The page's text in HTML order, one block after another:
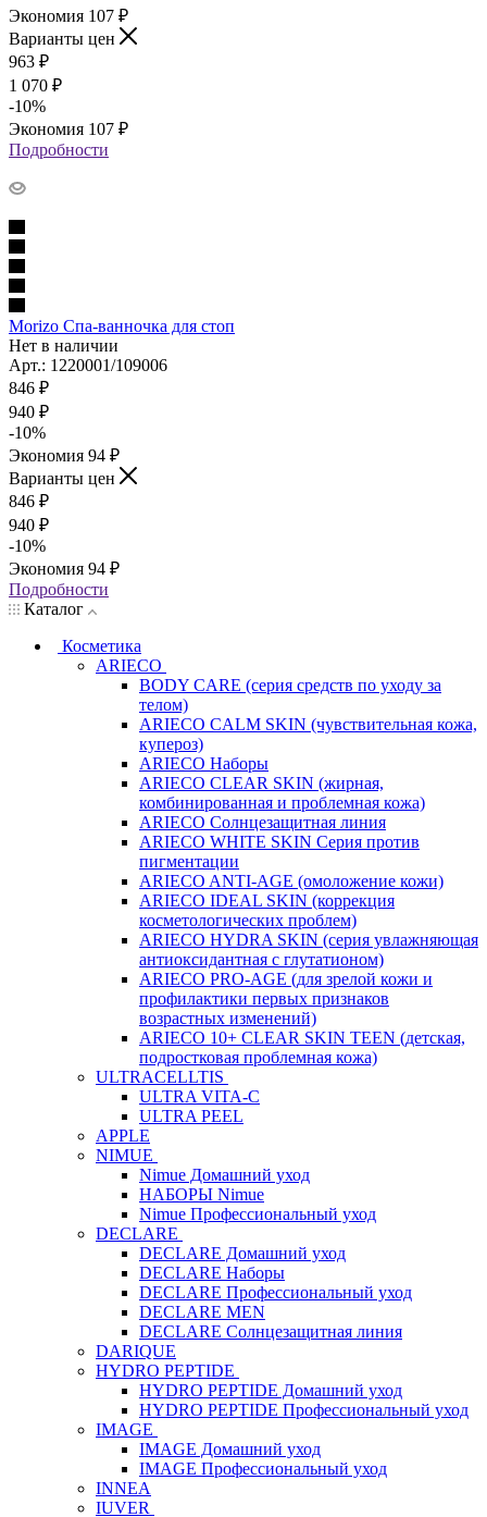
Экономия 107 ₽
Варианты цен
963 ₽
1 070 ₽
-10%
Экономия 107 ₽
Подробности
Morizo Спа-ванночка для стоп
Нет в наличии
Арт.: 1220001/109006
846 ₽
940 ₽
-10%
Экономия 94 ₽
Варианты цен
846 ₽
940 ₽
-10%
Экономия 94 ₽
Подробности
Каталог
Косметика
ARIECO
BODY CARE (серия средств по уходу за
телом)
ARIECO CALM SKIN (чувствительная кожа,
купероз)
ARIECO Наборы
ARIECO CLEAR SKIN (жирная,
комбинированная и проблемная кожа)
ARIECO Солнцезащитная линия
ARIECO WHITE SKIN Серия против
пигментации
ARIECO ANTI-AGE (омоложение кожи)
ARIECO IDEAL SKIN (коррекция
косметологических проблем)
ARIECO HYDRA SKIN (серия увлажняющая
антиоксидантная с глутатионом)
ARIECO PRO-AGE (для зрелой кожи и
профилактики первых признаков
возрастных изменений)
ARIECO 10+ CLEAR SKIN TEEN (детская,
подростковая проблемная кожа)
ULTRACELLTIS
ULTRA VITA-C
ULTRA PEEL
APPLE
NIMUE
Nimue Домашний уход
НАБОРЫ Nimue
Nimue Профессиональный уход
DECLARE
DECLARE Домашний уход
DECLARE Наборы
DECLARE Профессиональный уход
DECLARE MEN
DECLARE Солнцезащитная линия
DARIQUE
HYDRO PEPTIDE
HYDRO PEPTIDE Домашний уход
HYDRO PEPTIDE Профессиональный уход
IMAGE
IMAGE Домашний уход
IMAGE Профессиональный уход
INNEA
IUVER